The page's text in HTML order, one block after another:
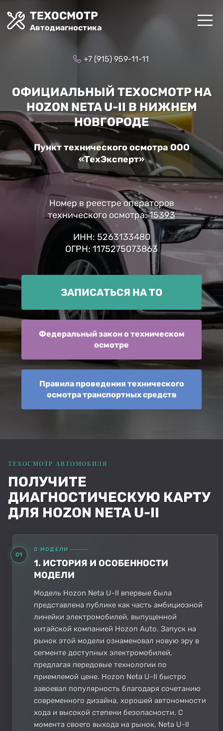
ТЕХОСМОТР
Автодиагностика
+7 (915) 959-11-11
ОФИЦИАЛЬНЫЙ ТЕХОСМОТР НА
HOZON NETA U-II В НИЖНЕМ
НОВГОРОДЕ
Пункт технического осмотра ООО
«ТехЭксперт»
Номер в реестре операторов
технического осмотра:15393
ИНН: 5263133480
ОГРН: 1175275073863
ЗАПИСАТЬСЯ НА ТО
Федеральный закон о техническом
осмотре
Правила проведения технического
осмотра транспортных средств
ПОЛУЧИТЕ
ДИАГНОСТИЧЕСКУЮ КАРТУ
ДЛЯ HOZON NETA U-II
01
О МОДЕЛИ
1. ИСТОРИЯ И ОСОБЕННОСТИ
МОДЕЛИ
Модель Hozon Neta U-II впервые была
представлена публике как часть амбициозной
линейки электромобилей, выпущенной
китайской компанией Hozon Auto. Запуск на
рынок этой модели ознаменовал новую эру в
сегменте доступных электромобилей,
предлагая передовые технологии по
приемлемой цене. Hozon Neta U-II быстро
завоевал популярность благодаря сочетанию
современного дизайна, хорошей автономности
хода и высокой степени безопасности. С
момента своего выхода на рынок, Neta U-II